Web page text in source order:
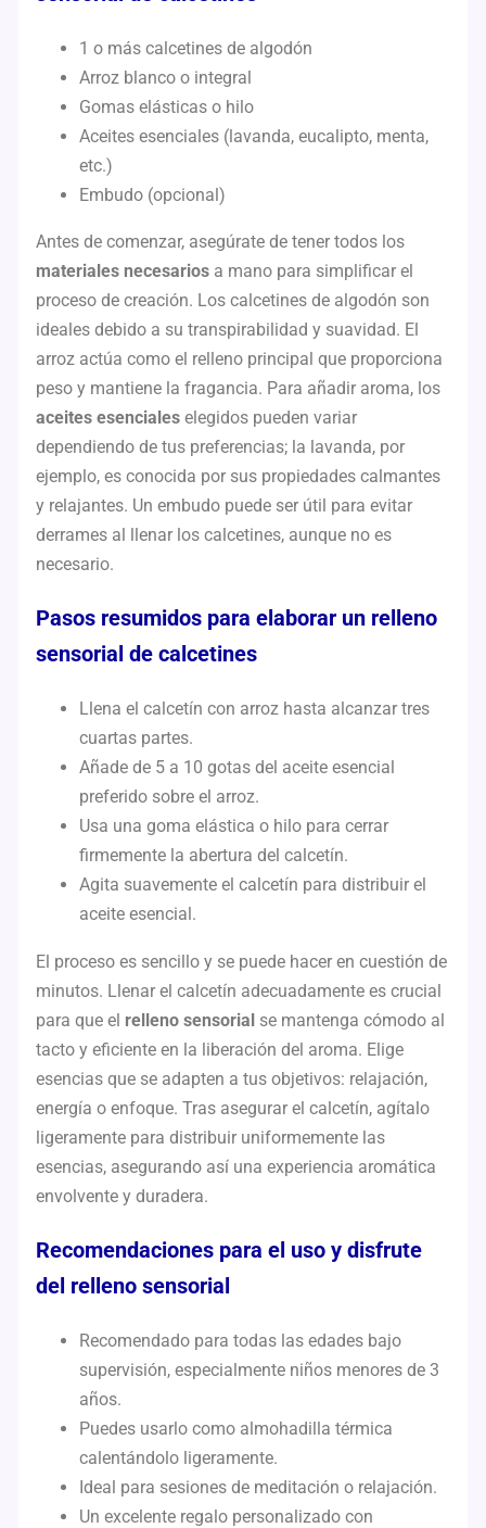
1 o más calcetines de algodón
Arroz blanco o integral
Gomas elásticas o hilo
Aceites esenciales (lavanda, eucalipto, menta,
etc.)
Embudo (opcional)
Antes de comenzar, asegúrate de tener todos los
materiales necesarios a mano para simplificar el
proceso de creación. Los calcetines de algodón son
ideales debido a su transpirabilidad y suavidad. El
arroz actúa como el relleno principal que proporciona
peso y mantiene la fragancia. Para añadir aroma, los
aceites esenciales elegidos pueden variar
dependiendo de tus preferencias; la lavanda, por
ejemplo, es conocida por sus propiedades calmantes
y relajantes. Un embudo puede ser útil para evitar
derrames al llenar los calcetines, aunque no es
necesario.
Pasos resumidos para elaborar un relleno
sensorial de calcetines
Llena el calcetín con arroz hasta alcanzar tres
cuartas partes.
Añade de 5 a 10 gotas del aceite esencial
preferido sobre el arroz.
Usa una goma elástica o hilo para cerrar
firmemente la abertura del calcetín.
Agita suavemente el calcetín para distribuir el
aceite esencial.
El proceso es sencillo y se puede hacer en cuestión de
minutos. Llenar el calcetín adecuadamente es crucial
para que el relleno sensorial se mantenga cómodo al
tacto y eficiente en la liberación del aroma. Elige
esencias que se adapten a tus objetivos: relajación,
energía o enfoque. Tras asegurar el calcetín, agítalo
ligeramente para distribuir uniformemente las
esencias, asegurando así una experiencia aromática
envolvente y duradera.
Recomendaciones para el uso y disfrute
del relleno sensorial
Recomendado para todas las edades bajo
supervisión, especialmente niños menores de 3
años.
Puedes usarlo como almohadilla térmica
calentándolo ligeramente.
Ideal para sesiones de meditación o relajación.
Un excelente regalo personalizado con